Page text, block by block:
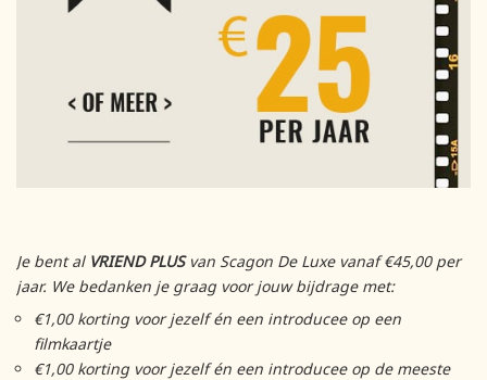
Je bent al VRIEND PLUSvan Scagon De Luxe vanaf €45,00 per
jaar. We bedanken je graag voor jouw bijdrage met:
€1,00 korting voor jezelf én een introducee op een
filmkaartje
€1,00 korting voor jezelf én een introducee op de meeste